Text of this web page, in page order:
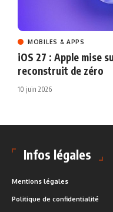
MOBILES & APPS
iOS 27 : Apple mise
reconstruit de zéro
10 juin 2026
Infos légales
Mentions légales
Politique de confidentialité